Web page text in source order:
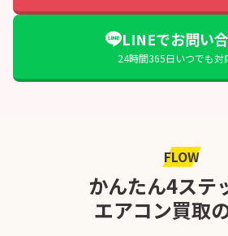
LINEでお問い
24時間365日いつでも対
FLOW
かんたん4ステ
エアコン買取